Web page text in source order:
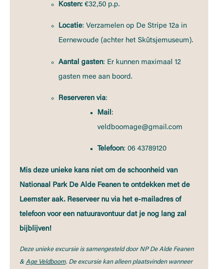
Kosten: €32,50 p.p.
Locatie: Verzamelen op De Stripe 12a in
Eernewoude (achter het Skûtsjemuseum).
Aantal gasten: Er kunnen maximaal 12
gasten mee aan boord.
Reserveren via:
Mail :
veldboomage@gmail.com
Telefoon: 06 43789120
Mis deze unieke kans niet om de schoonheid van
Nationaal Park De Alde Feanen te ontdekken met de
Leemster aak. Reserveer nu via het e-mailadres of
telefoon voor een natuuravontuur dat je nog lang zal
bijblijven!
Deze unieke excursie is samengesteld door NP De Alde Feanen
&Age Veldboom. De excursie kan alleen plaatsvinden wanneer